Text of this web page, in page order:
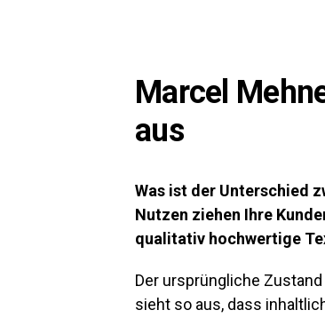
Marcel
aus
Was ist der Unterschied
Nutzen ziehen Ihre
qualitativ hochwertige
Der ursprüngliche
sieht so aus, dass